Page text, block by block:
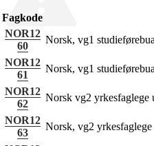
Fagkode
NOR12
60
Norsk, vg1
NOR12
61
Norsk, vg1
NOR12
62
Norsk vg2 yrkesfaglege
NOR12
63
Norsk, vg2